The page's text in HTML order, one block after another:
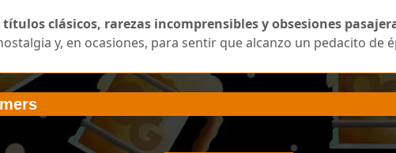
títulos clásicos, rarezas incomprensibles y obsesiones
y, en ocasiones, para sentir que alcanzo un pedacito de